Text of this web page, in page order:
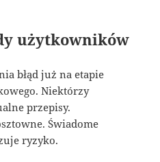
użytkowników
błąd już na etapie
Niektórzy
przepisy.
Świadome
ryzyko.